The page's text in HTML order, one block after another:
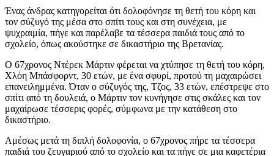
Ένας άνδρας κατηγορείται ότι δολοφόνησε τη θετή του κόρη και
τον σύζυγό της μέσα στο σπίτι τους και στη συνέχεια, με
ψυχραιμία, πήγε και παρέλαβε τα τέσσερα παιδιά τους από το
σχολείο, όπως ακούστηκε σε δικαστήριο της Βρετανίας.
Ο 67χρονος Ντέρεκ Μάρτιν φέρεται να χτύπησε τη θετή του κόρη,
Χλόη Μπάσφορντ, 30 ετών, με ένα σφυρί, προτού τη μαχαιρώσει
επανειλημμένα. Όταν ο σύζυγός της, Τζος, 33 ετών, επέστρεψε στο
σπίτι από τη δουλειά, ο Μάρτιν τον κυνήγησε στις σκάλες και τον
μαχαίρωσε τέσσερις φορές, σύμφωνα με την κατάθεση στο
δικαστήριο.
Αμέσως μετά τη διπλή δολοφονία, ο 67χρονος πήρε τα τέσσερα
παιδιά του ζευγαριού από το σχολείο και τα πήγε σε μια καφετέρια